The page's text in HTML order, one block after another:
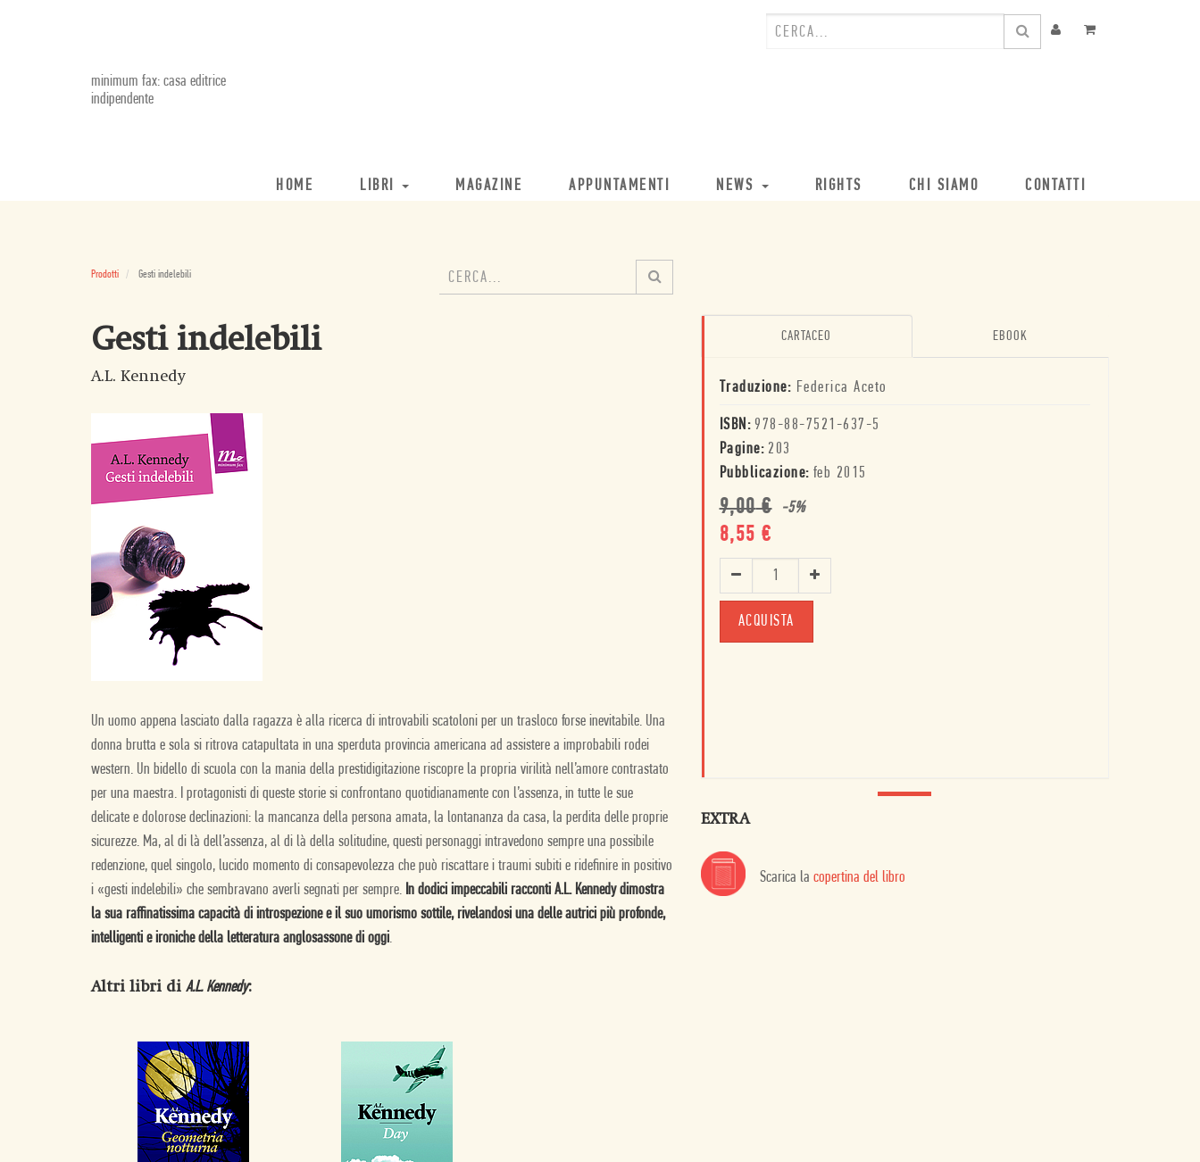
minimum fax: casa editrice
indipendente
HOME LIBRI MAGAZINE APPUNTAMENTI NEWS RIGHTS CHI SIAMO CONTATTI
Prodotti Gesti indelebili
Gesti indelebili
A.L. Kennedy
Un uomo appena lasciato dalla ragazza è alla ricerca di introvabili scatoloni per un trasloco forse inevitabile. Una
donna brutta e sola si ritrova catapultata in una sperduta provincia americana ad assistere a improbabili rodei
western. Un bidello di scuola con la mania della prestidigitazione riscopre la propria virilità nell’amore contrastato
per una maestra. I protagonisti di queste storie si confrontano quotidianamente con l’assenza, in tutte le sue
delicate e dolorose declinazioni: la mancanza della persona amata, la lontananza da casa, la perdita delle proprie
sicurezze. Ma, al di là dell’assenza, al di là della solitudine, questi personaggi intravedono sempre una possibile
redenzione, quel singolo, lucido momento di consapevolezza che può riscattare i traumi subiti e ridefinire in positivo
i «gesti indelebili» che sembravano averli segnati per sempre. In dodici impeccabili racconti A.L. Kennedy dimostra
la sua raffinatissima capacità di introspezione e il suo umorismo sottile, rivelandosi una delle autrici più profonde,
intelligenti e ironiche della letteratura anglosassone di oggi.
CARTACEO EBOOK
Traduzione: Federica Aceto
ISBN: 978-88-7521-637-5
Pagine: 203
Pubblicazione: feb 2015
9,00€ -5%
8,55 €
ACQUISTA
EXTRA
Scarica la copertina del libro
Altri libri di A.L. Kennedy: